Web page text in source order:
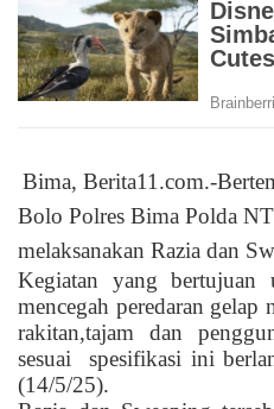
Bima, Berita11.com.-
Bolo Polres Bima Polda
melaksanakan Razia dan
Kegiatan yang bertujuan
mencegah peredaran gelap
rakitan,tajam dan
sesuai spesifikasi ini
(14/5/25).